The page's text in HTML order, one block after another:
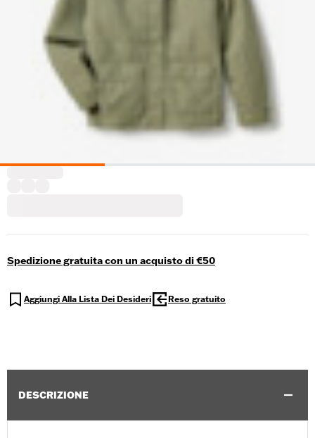
Spedizione gratuita con un acquisto di €50
Aggiungi Alla Lista Dei Desideri Reso gratuito
DESCRIZIONE